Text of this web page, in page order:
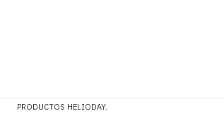
PRODUCTOS HELIODAY